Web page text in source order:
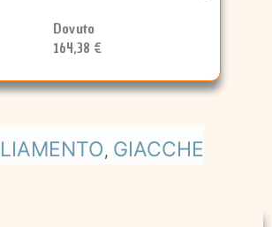
Dovuto
164,38 €
, GIACCHE